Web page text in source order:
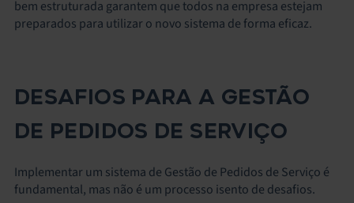
bem estruturada garantem que todos na empresa estejam
preparados para utilizar o novo sistema de forma eficaz.
DESAFIOS PARA A GESTÃO
DE PEDIDOS DE SERVIÇO
Implementar um sistema de Gestão de Pedidos de Serviço é
fundamental, mas não é um processo isento de desafios.